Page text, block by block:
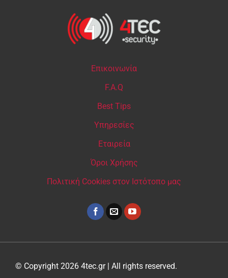
Επικοινωνία
F.A.Q
Best Tips
Υπηρεσίες
Εταιρεία
Όροι Χρήσης
Πολιτική Cookies στον Ιστότοπο μας
© Copyright 2026 4tec.gr | All rights reserved.